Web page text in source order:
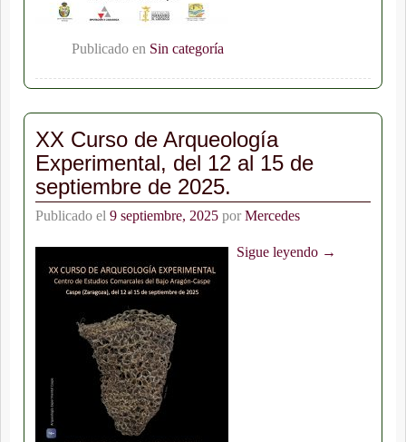
Publicado en Sin categoría
XX Curso de Arqueología
Experimental, del 12 al 15 de
septiembre de 2025.
Publicado el 9 septiembre, 2025 por Mercedes
Sigue leyendo →